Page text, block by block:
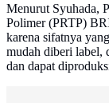
Menurut Syuhada,
Polimer (PRTP)
karena sifatnya
mudah diberi label,
dan dapat